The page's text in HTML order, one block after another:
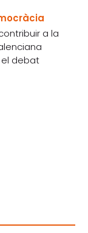
a la
el debat